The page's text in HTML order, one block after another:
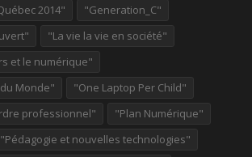
2014"
"Generation_C"
"La vie la vie en société"
et le numérique"
Monde"
"One Laptop Per Child"
professionnel"
"Plan Numérique"
"Pédagogie et nouvelles technologies"